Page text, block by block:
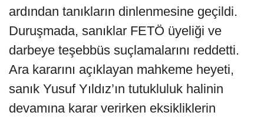
ardından tanıkların dinlenmesine geçildi.
Duruşmada, sanıklar FETÖ üyeliği ve
darbeye teşebbüs suçlamalarını reddetti.
Ara kararını açıklayan mahkeme heyeti,
sanık Yusuf Yıldız’ın tutukluluk halinin
devamına karar verirken eksikliklerin